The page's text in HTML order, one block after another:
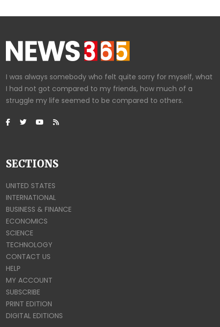
I was always somebody who felt quite sorry for myself, what
I had not got compared to my friends, how much of a
struggle my life seemed to be compared to others.
SECTIONS
UNITED STATES
INTERNATIONAL
BUSINESS & FINANCE
ECONOMICS
SCIENCE
TECHNOLOGY
CONTACT US
HELP
MY ACCOUNT
SUBSCRIBE
PRINT EDITION
DIGITAL EDITIONS